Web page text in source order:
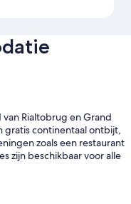
Rialtobrug en Grand
gratis continentaal ontbijt,
zoals een restaurant
zijn beschikbaar voor alle